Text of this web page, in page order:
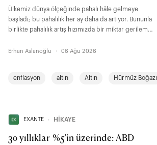
Ülkemiz dünya ölçeğinde pahalı hâle gelmeye
başladı; bu pahalılık her ay daha da artıyor. Bununla
birlikte pahalılık artış hızımızda bir miktar gerileme
Erhan Aslanoğlu · 06 Ağu 2026
enflasyon altın Altın Hürmüz Boğazı
EXANTE ∙ HİKAYE
30 yıllıklar %5'in üzerinde: ABD